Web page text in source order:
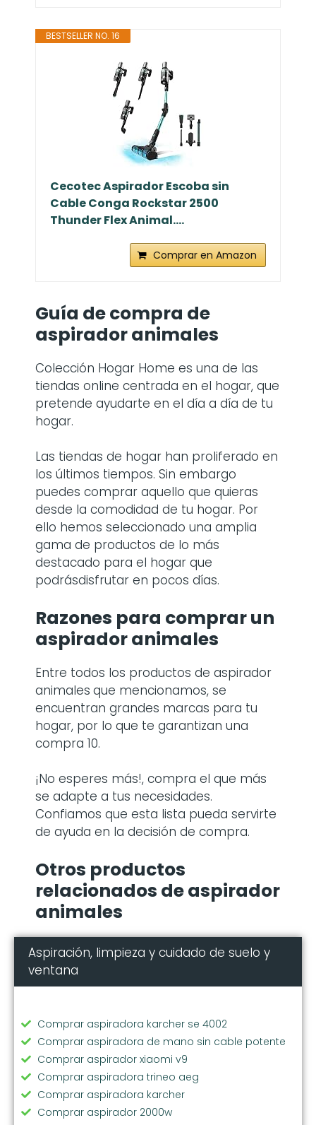
BESTSELLER NO. 16
Cecotec Aspirador Escoba sin
Cable Conga Rockstar 2500
Thunder Flex Animal....
Comprar en Amazon
Guía de compra de
aspirador animales
Colección Hogar Home es una de las
tiendas online centrada en el hogar, que
pretende ayudarte en el día a día de tu
hogar.
Las tiendas de hogar han proliferado en
los últimos tiempos. Sin embargo
puedes comprar aquello que quieras
desde la comodidad de tu hogar. Por
ello hemos seleccionado una amplia
gama de productos de lo más
destacado para el hogar que
podrásdisfrutar en pocos días.
Razones para comprarun
aspirador animales
Entre todos los productos de aspirador
animales que mencionamos, se
encuentran grandes marcas para tu
hogar, por lo que te garantizan una
compra 10.
¡No esperes más!, compra el que más
se adapte a tus necesidades.
Confiamos que esta lista pueda servirte
de ayuda en la decisión de compra.
Otros productos
relacionados de aspirador
animales
Aspiración, limpieza y cuidado de suelo y
ventana
Comprar aspiradora karcher se 4002
Comprar aspiradora de mano sin cable potente
Comprar aspirador xiaomi v9
Comprar aspiradora trineo aeg
Comprar aspiradora karcher
Comprar aspirador 2000w